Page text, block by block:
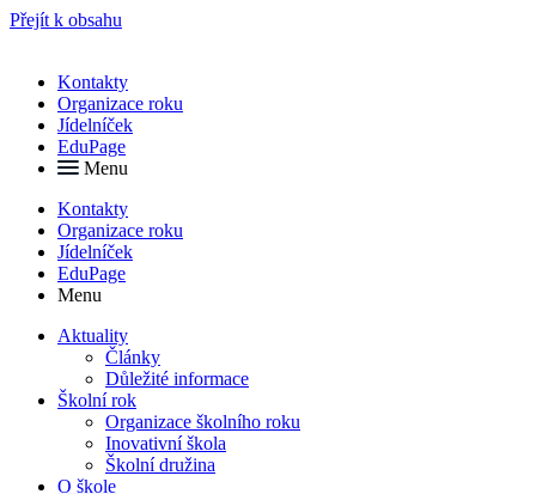
Přejít k obsahu
Kontakty
Organizace roku
Jídelníček
EduPage
Menu
Kontakty
Organizace roku
Jídelníček
EduPage
Menu
Aktuality
Články
Důležité informace
Školní rok
Organizace školního roku
Inovativní škola
Školní družina
O škole